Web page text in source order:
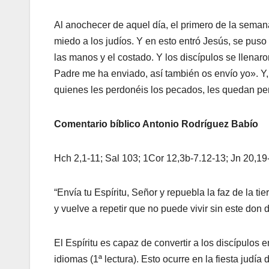
Al anochecer de aquel día, el primero de la
miedo a los judíos. Y en esto entró Jesús, se
las manos y el costado. Y los discípulos se
Padre me ha enviado, así también os envío yo».
quienes les perdonéis los pecados, les quedan
Comentario bíblico Antonio Rodríguez Babío
Hch 2,1-11; Sal 103; 1Cor 12,3b-7.12-13; Jn
“Envía tu Espíritu, Señor y repuebla la faz de la
y vuelve a repetir que no puede vivir sin este don
El Espíritu es capaz de convertir a los discípulos
idiomas (1ª lectura). Esto ocurre en la fiesta